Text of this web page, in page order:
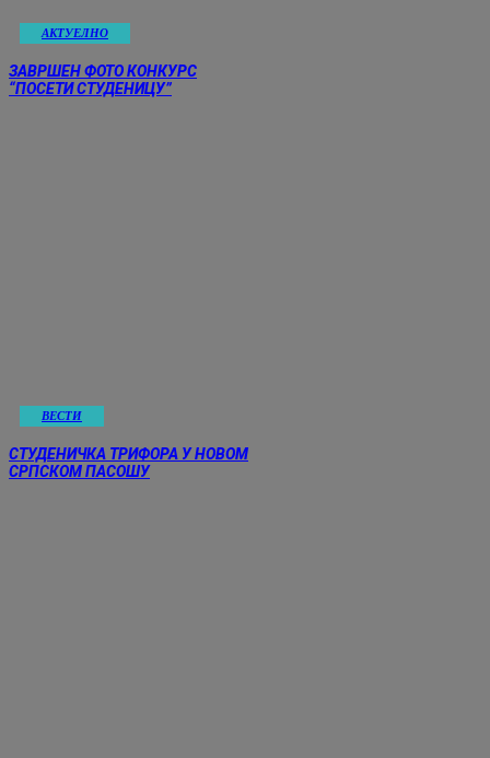
АКТУЕЛНО
ЗАВРШЕН ФОТО КОНКУРС
“ПОСЕТИ СТУДЕНИЦУ”
ВЕСТИ
СТУДЕНИЧКА ТРИФОРА У НОВОМ
СРПСКОМ ПАСОШУ